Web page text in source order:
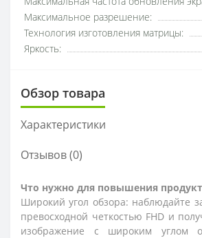
Максимальное разрешение:
Технология изготовления матрицы:
Яркость:
Обзор товара
Характеристики
Отзывов (0)
Что нужно для повышения
Широкий угол обзора: наблюдайте
превосходной четкостью FHD и
изображение с широким углом